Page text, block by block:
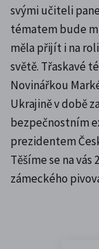
svými učiteli
tématem bude
měla přijít i na
světě. Třaskavé
Novinářkou
Ukrajině v době
bezpečnostním
prezidentem
Těšíme se na vás
zámeckého